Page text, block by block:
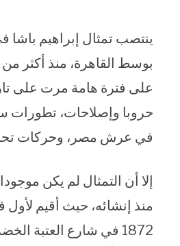
ينتصب تمثال إبراهيم باشا
بوسط القاهرة، منذ أكثر من
على فترة هامة مرت على
حروبا وإصلاحات، تطورات
في عرش مصر، وحركات
إلا أن التمثال لم يكن
منذ إنشائه، حيث أقيم
1872 في شارع العتبة